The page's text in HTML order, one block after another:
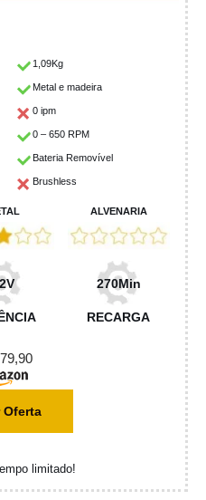
1,09Kg
Metal e madeira
0 ipm
0 – 650 RPM
Bateria Removível
Brushless
ALVENARIA
270Min
RECARGA
limitado!